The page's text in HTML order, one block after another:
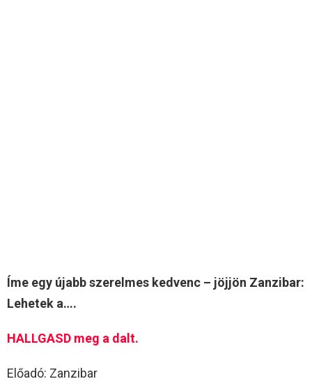
Íme egy újabb szerelmes kedvenc – jöjjön Zanzibar:
Lehetek a….
HALLGASD meg a dalt.
Előadó: Zanzibar